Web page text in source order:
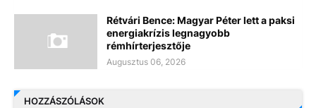
Rétvári Bence: Magyar Péter lett a paksi
energiakrízis legnagyobb
rémhírterjesztője
Augusztus 06, 2026
HOZZÁSZÓLÁSOK